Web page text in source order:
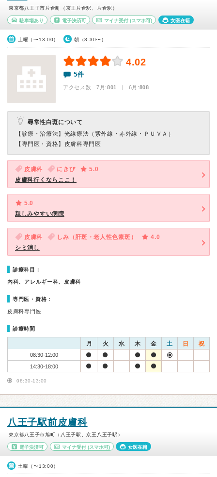
東京都八王子市片倉町（京王片倉駅、片倉駅）
駐車場あり 電子決済可 マイナ受付 (スマホ可) 女医在籍
土曜（〜13:00） 朝（8:30〜）
4.02
5件
アクセス数 7月:801 | 6月:808
尋常性白斑について
【診療・治療法】 光線療法（紫外線・赤外線・ＰＵＶＡ）
【専門医・資格】 皮膚科専門医
皮膚科 にきび
5.0
皮膚科行くならここ！
5.0
親しみやすい病院
皮膚科 しみ（肝斑・老人性色素斑）
4.0
シミ消し
診療科目：
内科、アレルギー科、皮膚科
専門医・資格：
皮膚科専門医
診療時間
月 火 水 木 金 土 日 祝
08:30-12:00
14:30-18:00
08:30-13:00
八王子駅前皮膚科
東京都八王子市旭町（八王子駅、京王八王子駅）
電子決済可 マイナ受付(スマホ可) 女医在籍
土曜（〜13:00）